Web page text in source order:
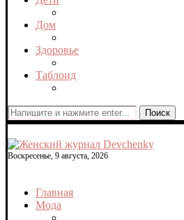
Дом
Здоровье
Таблоид
Поиск
Воскресенье, 9 августа, 2026
Главная
Мода